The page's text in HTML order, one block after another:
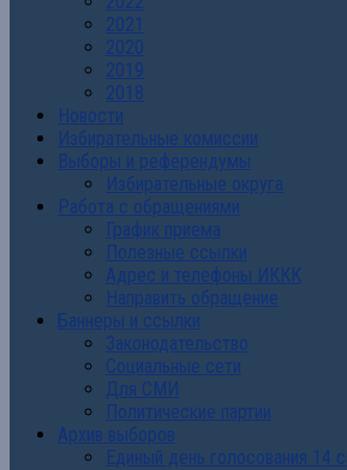
2021
2020
2019
2018
Новости
Избирательные комиссии
Выборы и референдумы
Избирательные округа
Работа с обращениями
График приема
Полезные ссылки
Адрес и телефоны ИККК
Направить обращение
Баннеры и ссылки
Законодательство
Социальные сети
Для СМИ
Политические партии
Архив выборов
Единый день голосования 14